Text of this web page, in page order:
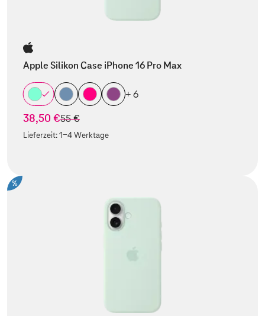
Apple Silikon Case iPhone 16 Pro Max
+ 6
38,50 €statt
55 €
Lieferzeit:1-4 Werktage
%